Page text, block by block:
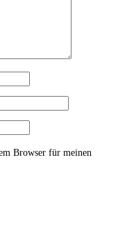
Browser für meinen